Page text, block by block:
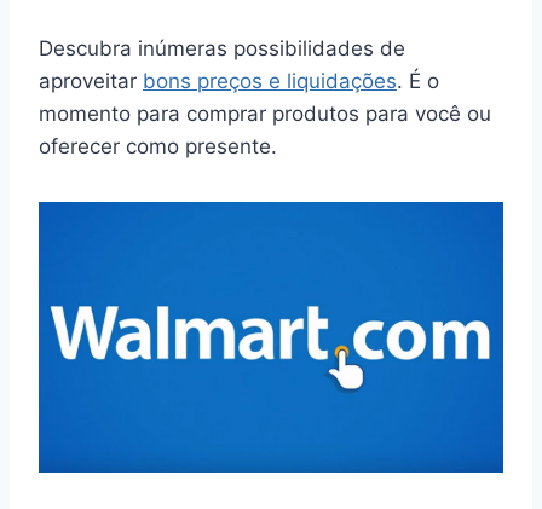
Descubra inúmeras possibilidades de
aproveitar bons preços e liquidações. É o
momento para comprar produtos para você ou
oferecer como presente.